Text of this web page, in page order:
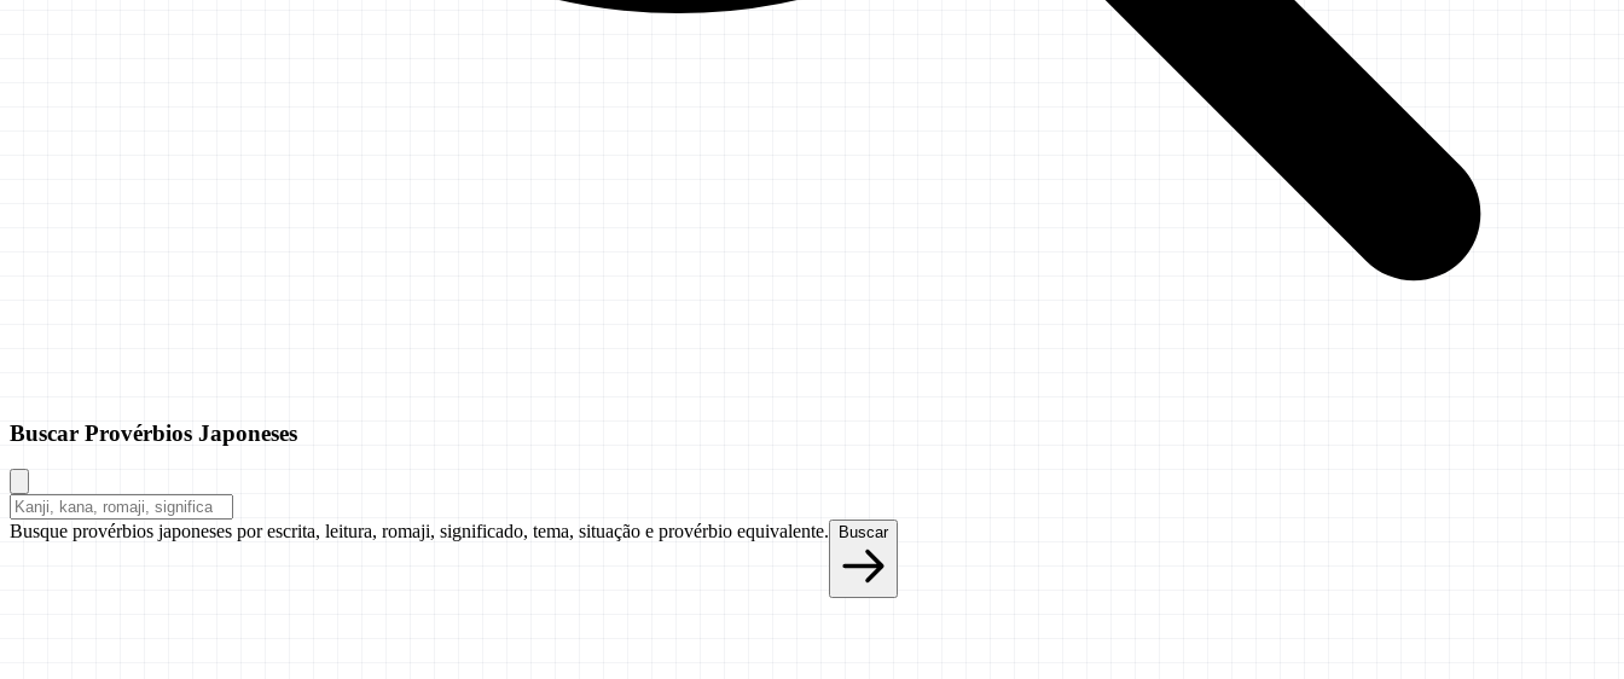
Buscar Provérbios Japoneses
Busque provérbios japoneses por escrita, leitura, romaji, significado, tema, situação e provérbio equivalente. Buscar